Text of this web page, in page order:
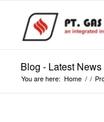
Blog - Latest News
You are here: Home / /